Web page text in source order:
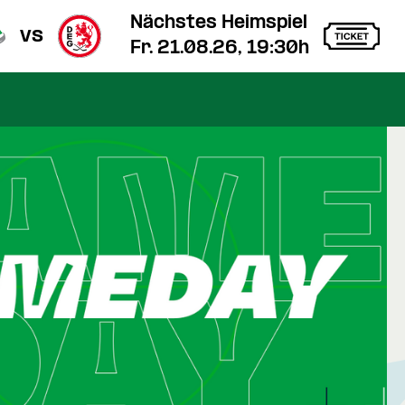
vs
Nächstes Heimspiel
Fr. 21.08.26, 19:30h